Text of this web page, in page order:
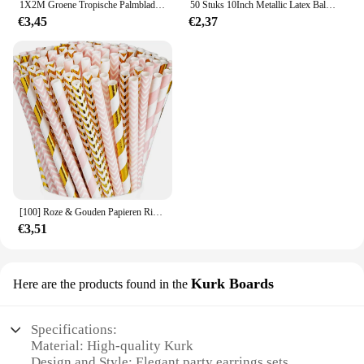
1X2M Groene Tropische Palmbladeren Tinsel Folie Franje Gordijnen Hawaiiaans Feest Achtergrond Tropische Jungle Feestversiering
€3,45
50 Stuks 10Inch Metallic Latex Ballonnen Goud Zilver Chroom Ballon Bruiloft Decoraties Globos Verjaardag Feestartikelen
€2,37
[100] Roze & Gouden Papieren Rietjes 100% Biologisch Afbreekbare Meervoudige Feestrietjes Voor Verjaardag, Bruiloft, Bruids, Babyshower
€3,51
Here are the products found in the Kurk Boards
Specifications:
Material: High-quality Kurk